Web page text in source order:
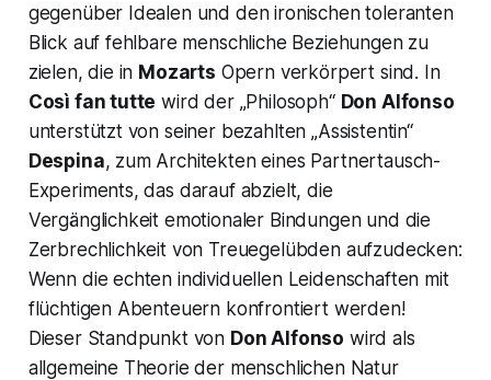
gegenüber Idealen und den ironischen toleranten
Blick auf fehlbare menschliche Beziehungen zu
zielen, die in Mozarts Opern verkörpert sind. In
Così fan tutte wird der „Philosoph“ Don Alfonso
unterstützt von seiner bezahlten „Assistentin“
Despina, zum Architekten eines Partnertausch-
Experiments, das darauf abzielt, die
Vergänglichkeit emotionaler Bindungen und die
Zerbrechlichkeit von Treuegelübden aufzudecken:
Wenn die echten individuellen Leidenschaften mit
flüchtigen Abenteuern konfrontiert werden!
Dieser Standpunkt von Don Alfonso wird als
allgemeine Theorie der menschlichen Natur